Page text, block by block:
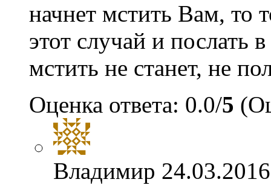
начнет мстить Вам, то
этот случай и
мстить не станет, не
Оценка ответа: 0.0/5
Владимир